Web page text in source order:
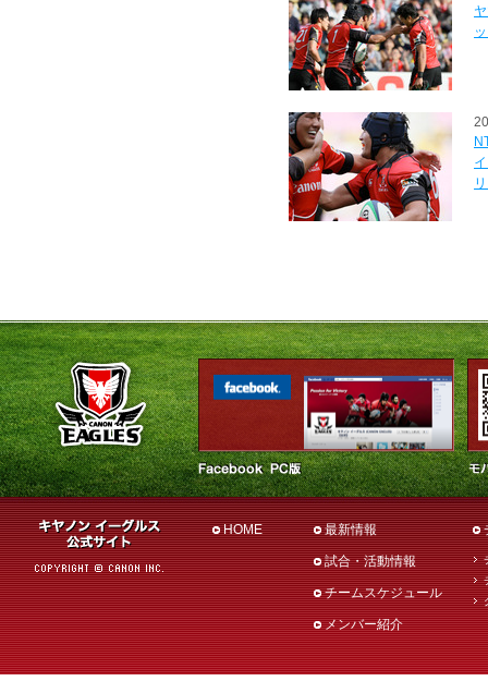
HOME 最新情報
試合・活動情報
チームスケジュール
メンバー紹介